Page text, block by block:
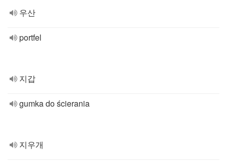
우산
portfel
지갑
gumka do ścierania
지우개